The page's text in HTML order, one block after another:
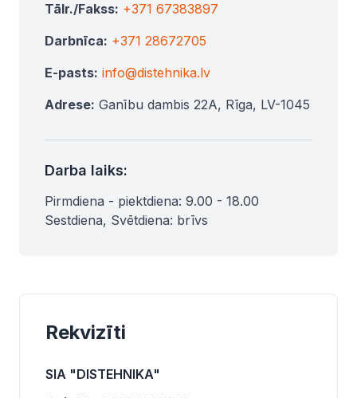
Tālr./Fakss: +371 67383897
Darbnīca: +371 28672705
E-pasts: info@distehnika.lv
Adrese: Ganību dambis 22A, Rīga, LV-1045
Darba laiks:
Pirmdiena - piektdiena: 9.00 - 18.00
Sestdiena, Svētdiena: brīvs
Rekvizīti
SIA "DISTEHNIKA"